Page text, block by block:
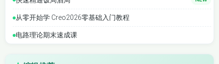
从零开始学 Creo2026零基础入门教程
电路理论期末速成课